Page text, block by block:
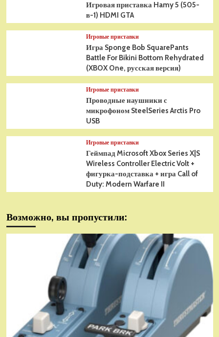
Игровая приставка Hamy 5 (505-
в-1) HDMI GTA
Игровые приставки
Игра Sponge Bob SquarePants
Battle For Bikini Bottom Rehydrated
(XBOX One, русская версия)
Игровые приставки
Проводные наушники с
микрофоном SteelSeries Arctis Pro
USB
Игровые приставки
Геймпад Microsoft Xbox Series X|S
Wireless Controller Electric Volt +
фигурка-подставка + игра Call of
Duty: Modern Warfare II
Возможно, вы пропустили: